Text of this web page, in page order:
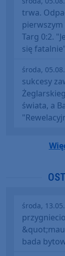
trwa.
pierwszym
Targ 0:2.
się fatalnie"
środa,
sukcesy
świata, a
środa,
bada